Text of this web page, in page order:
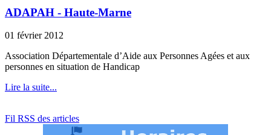
ADAPAH - Haute-Marne
01 février 2012
Association Départementale d’Aide aux Personnes Agées et aux
personnes en situation de Handicap
Lire la suite...
Fil RSS des articles